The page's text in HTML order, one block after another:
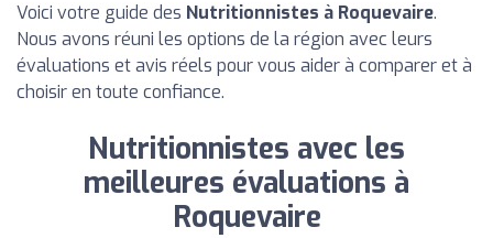
Voici votre guide des Nutritionnistes à Roquevaire.
Nous avons réuni les options de la région avec leurs
évaluations et avis réels pour vous aider à comparer et à
choisir en toute confiance.
Nutritionnistes avec les
meilleures évaluations à
Roquevaire